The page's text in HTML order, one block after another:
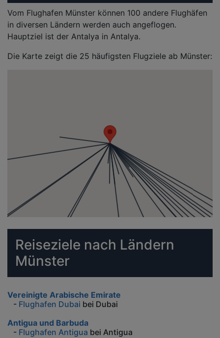
Vom Flughafen Münster können 100 andere Flughäfen
in diversen Ländern werden auch angeflogen.
Hauptziel ist der Antalya in Antalya.
Die Karte zeigt die 25 häufigsten Flugziele ab Münster:
Reiseziele nach Ländern
Münster
Vereinigte Arabische Emirate
- Flughafen Dubai bei Dubai
Antigua und Barbuda
- Flughafen Antigua bei Antigua